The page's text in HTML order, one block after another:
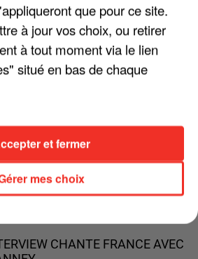
N'EST PAS DES PARENTS
RESPIRE MIEUX SUR SCÈNE" -
CHANTE FRANCE AVEC
que pour ce site.
à jour vos choix, ou retirer
à tout moment via le lien
situé en bas de chaque
mes choix
et fermer